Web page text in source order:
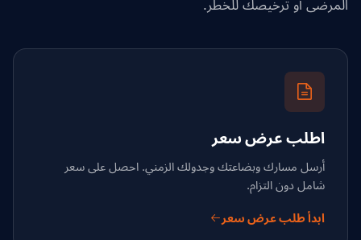
المرضى أو ترخيصك للخطر.
اطلب عرض سعر
أرسل مسارك وبضاعتك وجدولك الزمني. احصل على سعر
شامل دون التزام.
ابدأ طلب عرض سعر